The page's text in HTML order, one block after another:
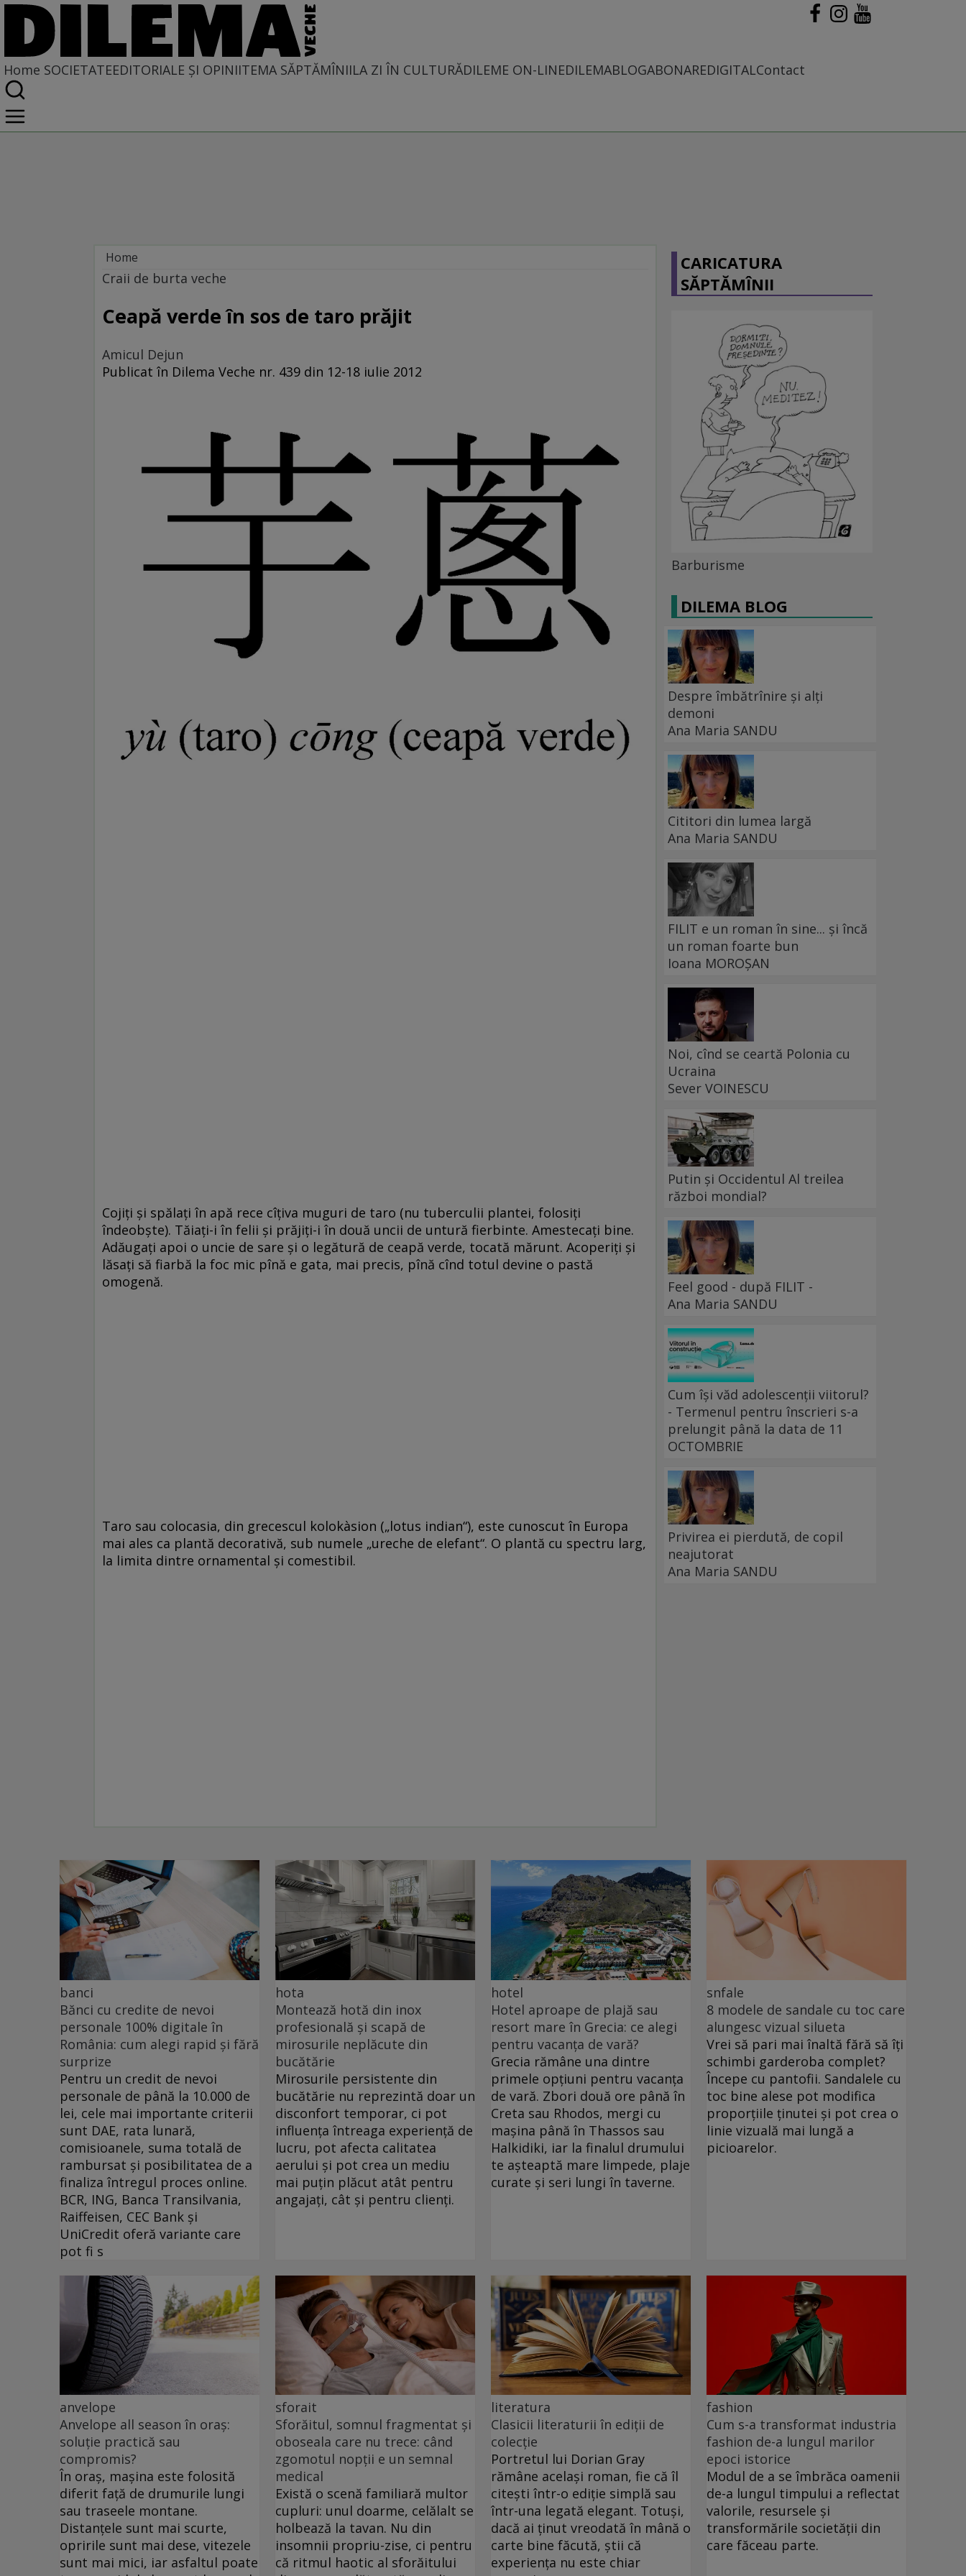
Home SOCIETATEEDITORIALE ȘI OPINIITEMA SĂPTĂMÎNIILA ZI ÎN CULTURĂDILEME ON-LINEDILEMABLOGABONAREDIGITALContact
Home
Societate
Craii de burta veche
Ceapă verde în sos de taro prăjit
Amicul Dejun
Publicat în Dilema Veche nr. 439 din 12-18 iulie 2012
Cojiţi şi spălaţi în apă rece cîţiva muguri de taro (nu tuberculii plantei, folosiţi
îndeobşte). Tăiaţi-i în felii şi prăjiţi-i în două uncii de untură fierbinte. Amestecaţi bine.
Adăugaţi apoi o uncie de sare şi o legătură de ceapă verde, tocată mărunt. Acoperiţi şi
lăsaţi să fiarbă la foc mic pînă e gata, mai precis, pînă cînd totul devine o pastă
omogenă.
Taro sau colocasia, din grecescul kolokàsion („lotus indian“), este cunoscut în Europa
mai ales ca plantă decorativă, sub numele „ureche de elefant“. O plantă cu spectru larg,
la limita dintre ornamental şi comestibil.
CARICATURA
SĂPTĂMÎNII
Barburisme
DILEMA BLOG
Despre îmbătrînire și alți
demoni
Ana Maria SANDU
Cititori din lumea largă
Ana Maria SANDU
FILIT e un roman în sine... și încă
un roman foarte bun
Ioana MOROȘAN
Noi, cînd se ceartă Polonia cu
Ucraina
Sever VOINESCU
Putin și Occidentul Al treilea
război mondial?
Feel good - după FILIT -
Ana Maria SANDU
Cum își văd adolescenții viitorul?
- Termenul pentru înscrieri s-a
prelungit până la data de 11
OCTOMBRIE
Privirea ei pierdută, de copil
neajutorat
Ana Maria SANDU
banci
Bănci cu credite de nevoi
personale 100% digitale în
România: cum alegi rapid și fără
surprize
Pentru un credit de nevoi
personale de până la 10.000 de
lei, cele mai importante criterii
sunt DAE, rata lunară,
comisioanele, suma totală de
rambursat și posibilitatea de a
finaliza întregul proces online.
BCR, ING, Banca Transilvania,
Raiffeisen, CEC Bank și
UniCredit oferă variante care
pot fi s
hota
Montează hotă din inox
profesională și scapă de
mirosurile neplăcute din
bucătărie
Mirosurile persistente din
bucătărie nu reprezintă doar un
disconfort temporar, ci pot
influența întreaga experiență de
lucru, pot afecta calitatea
aerului și pot crea un mediu
mai puțin plăcut atât pentru
angajați, cât și pentru clienți.
hotel
Hotel aproape de plajă sau
resort mare în Grecia: ce alegi
pentru vacanța de vară?
Grecia rămâne una dintre
primele opțiuni pentru vacanța
de vară. Zbori două ore până în
Creta sau Rhodos, mergi cu
mașina până în Thassos sau
Halkidiki, iar la finalul drumului
te așteaptă mare limpede, plaje
curate și seri lungi în taverne.
snfale
8 modele de sandale cu toc care
alungesc vizual silueta
Vrei să pari mai înaltă fără să îți
schimbi garderoba complet?
Începe cu pantofii. Sandalele cu
toc bine alese pot modifica
proporțiile ținutei și pot crea o
linie vizuală mai lungă a
picioarelor.
anvelope
Anvelope all season în oraș:
soluție practică sau
compromis?
În oraș, mașina este folosită
diferit față de drumurile lungi
sau traseele montane.
Distanțele sunt mai scurte,
opririle sunt mai dese, vitezele
sunt mai mici, iar asfaltul poate
sforait
Sforăitul, somnul fragmentat și
oboseala care nu trece: când
zgomotul nopții e un semnal
medical
Există o scenă familiară multor
cupluri: unul doarme, celălalt se
holbează la tavan. Nu din
insomnii propriu-zise, ci pentru
că ritmul haotic al sforăitului
literatura
Clasicii literaturii în ediții de
colecție
Portretul lui Dorian Gray
rămâne același roman, fie că îl
citești într-o ediție simplă sau
într-una legată elegant. Totuși,
dacă ai ținut vreodată în mână o
carte bine făcută, știi că
experiența nu este chiar
fashion
Cum s-a transformat industria
fashion de-a lungul marilor
epoci istorice
Modul de a se îmbrăca oamenii
de-a lungul timpului a reflectat
valorile, resursele și
transformările societății din
care făceau parte.